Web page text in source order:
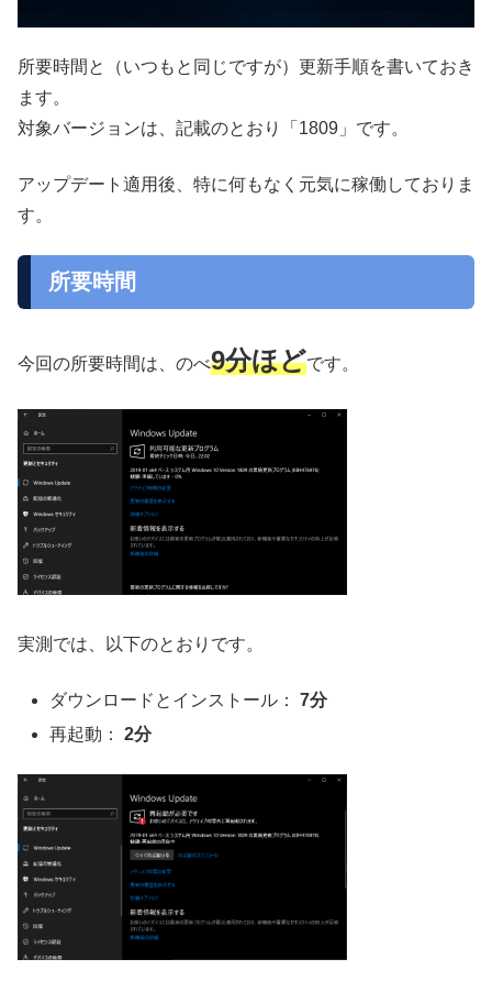
所要時間と（いつもと同じですが）更新手順を書いておき
ます。
対象バージョンは、記載のとおり「1809」です。
アップデート適用後、特に何もなく元気に稼働しておりま
す。
所要時間
今回の所要時間は、のべ9分ほどです。
実測では、以下のとおりです。
ダウンロードとインストール：7分
再起動：2分